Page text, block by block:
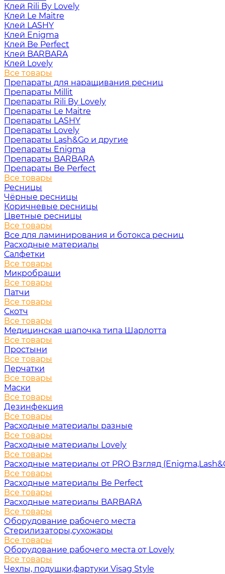
Клей Rili By Lovely
Клей Le Maitre
Клей LASHY
Клей Enigma
Клей Be Perfect
Клей BARBARA
Клей Lovely
Все товары
Препараты для наращивания ресниц
Препараты Millit
Препараты Rili By Lovely
Препараты Le Maitre
Препараты LASHY
Препараты Lovely
Препараты Lash&Go и другие
Препараты Enigma
Препараты BARBARA
Препараты Be Perfect
Все товары
Ресницы
Чёрные ресницы
Коричневые ресницы
Цветные ресницы
Все товары
Все для ламинирования и ботокса ресниц
Расходные материалы
Салфетки
Все товары
Микробраши
Все товары
Патчи
Все товары
Скотч
Все товары
Медицинская шапочка типа Шарлотта
Все товары
Простыни
Все товары
Перчатки
Все товары
Маски
Все товары
Дезинфекция
Все товары
Расходные материалы разные
Все товары
Расходные материалы Lovely
Все товары
Расходные материалы от PRO Взгляд
Все товары
Расходные материалы Be Perfect
Все товары
Расходные материалы BARBARA
Все товары
Оборудование рабочего места
Стерилизаторы,сухожары
Все товары
Оборудование рабочего места от Lovely
Все товары
Чехлы, подушки,фартуки Visag Style